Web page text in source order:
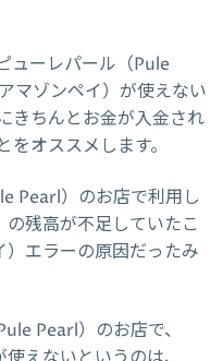
ューレパール（Pule
マゾンペイ）が使えない
きちんとお金が入金され
オススメします。
Pearl）のお店で利用し
残高が不足していたこ
エラーの原因だったみ
Pearl）のお店で、